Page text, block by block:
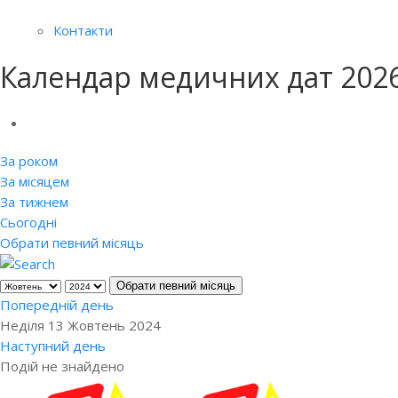
Контакти
Календар медичних дат
За роком
За місяцем
За тижнем
Сьогодні
Обрати певний місяць
Обрати певний місяць
Попередній день
Неділя 13 Жовтень 2024
Наступний день
Подій не знайдено